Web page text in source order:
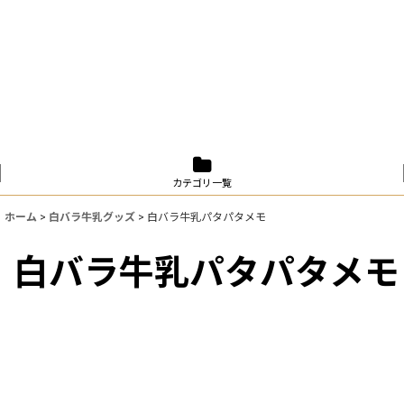
カテゴリ一覧
ホーム > 白バラ牛乳グッズ > 白バラ牛乳パタパタメモ
白バラ牛乳パタパタメモ